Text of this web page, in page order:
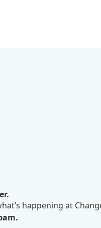
happening at